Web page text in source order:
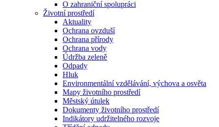
O zahraniční spolupráci
Životní prostředí
Aktuality
Ochrana ovzduší
Ochrana přírody
Ochrana vody
Údržba zeleně
Odpady
Hluk
Environmentální vzdělávání, výchova a osvěta
Mapy životního prostředí
Městský útulek
Dokumenty životního prostředí
Indikátory udržitelného rozvoje